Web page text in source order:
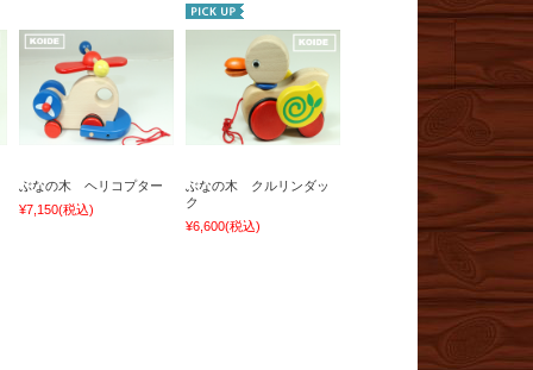
ぶなの木 ヘリコプター
¥7,150(税込)
ぶなの木 クルリンダッ
ク
¥6,600(税込)